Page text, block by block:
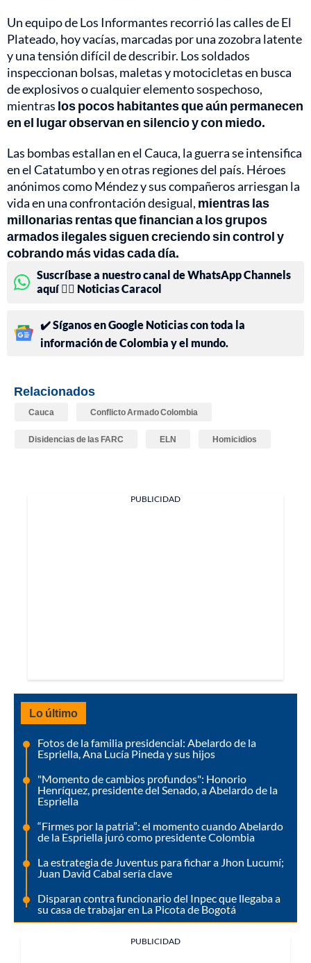
Un equipo de Los Informantes recorrió las calles de El
Plateado, hoy vacías, marcadas por una zozobra latente
y una tensión difícil de describir. Los soldados
inspeccionan bolsas, maletas y motocicletas en busca
de explosivos o cualquier elemento sospechoso,
mientras los pocos habitantes que aún permanecen
en el lugar observan en silencio y con miedo.
Las bombas estallan en el Cauca, la guerra se intensifica
en el Catatumbo y en otras regiones del país. Héroes
anónimos como Méndez y sus compañeros arriesgan la
vida en una confrontación desigual, mientras las
millonarias rentas que financian a los grupos
armados ilegales siguen creciendo sin control y
cobrando más vidas cada día.
Suscríbase a nuestro canal de WhatsApp Channels
aquí 👉🏻 Noticias Caracol
✔️ Síganos en Google Noticias con toda la
información de Colombia y el mundo.
Relacionados
Cauca Conflicto Armado Colombia
Disidencias de las FARC ELN Homicidios
PUBLICIDAD
Lo último
Fotos de la familia presidencial: Abelardo de la
Espriella, Ana Lucía Pineda y sus hijos
"Momento de cambios profundos": Honorio
Henríquez, presidente del Senado, a Abelardo de la
Espriella
“Firmes por la patria”: el momento cuando Abelardo
de la Espriella juró como presidente Colombia
La estrategia de Juventus para fichar a Jhon Lucumí;
Juan David Cabal sería clave
Disparan contra funcionario del Inpec que llegaba a
su casa de trabajar en La Picota de Bogotá
PUBLICIDAD